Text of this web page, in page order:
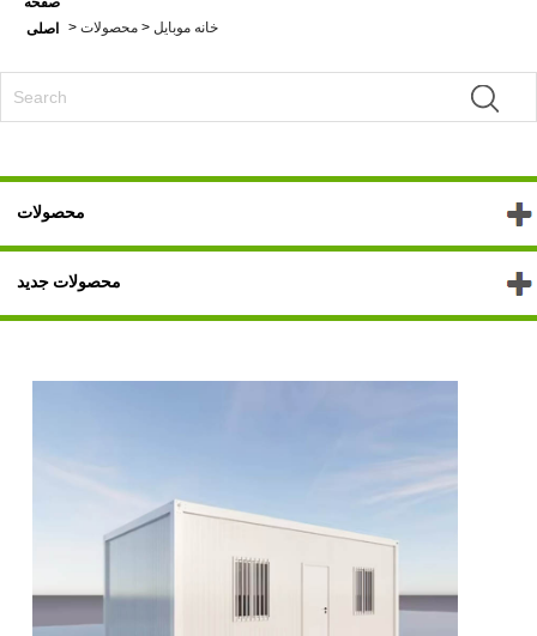
اصلی
> محصولات > خانه موبایل
محصولات
محصولات جدید